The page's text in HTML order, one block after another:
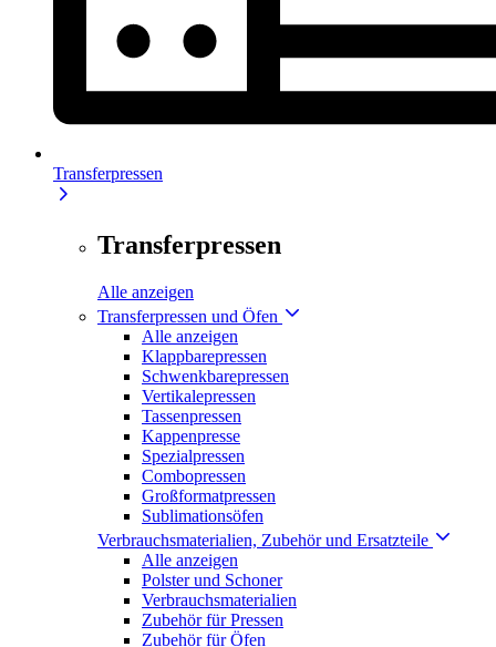
Transferpressen
Transferpressen
Alle anzeigen
Transferpressen und Öfen
Alle anzeigen
Klappbarepressen
Schwenkbarepressen
Vertikalepressen
Tassenpressen
Kappenpresse
Spezialpressen
Combopressen
Großformatpressen
Sublimationsöfen
Verbrauchsmaterialien, Zubehör und Ersatzteile
Alle anzeigen
Polster und Schoner
Verbrauchsmaterialien
Zubehör für Pressen
Zubehör für Öfen